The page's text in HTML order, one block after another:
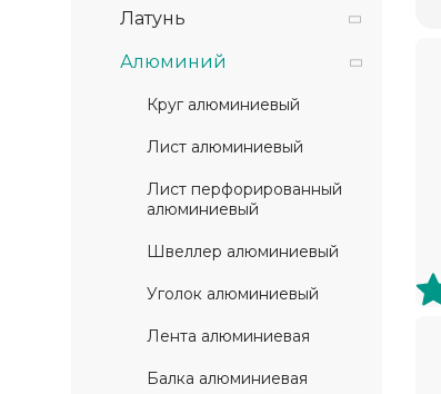
Латунь
Алюминий
Круг алюминиевый
Лист алюминиевый
Лист перфорированный
алюминиевый
Швеллер алюминиевый
Уголок алюминиевый
Лента алюминиевая
Балка алюминиевая